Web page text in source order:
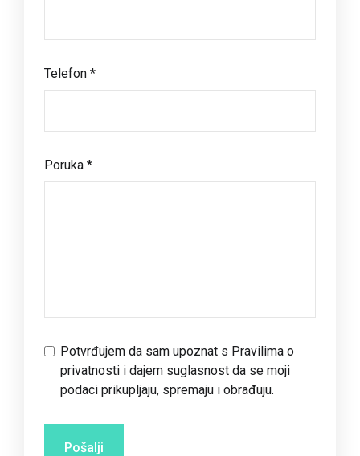
Telefon *
Poruka *
Potvrđujem da sam upoznat s Pravilima o
privatnosti i dajem suglasnost da se moji
podaci prikupljaju, spremaju i obrađuju.
Pošalji